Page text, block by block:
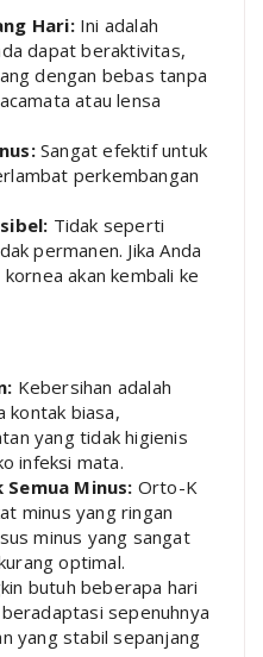
Hari:Ini adalah
dapat beraktivitas,
dengan bebas tanpa
atau lensa
Sangat efektif untuk
perkembangan
Tidak seperti
permanen. Jika Anda
akan kembali ke
Kebersihan adalah
kontak biasa,
yang tidak higienis
infeksi mata.
Minus: Orto-K
minus yang ringan
minus yang sangat
optimal.
butuh beberapa hari
sepenuhnya
yang stabil sepanjang